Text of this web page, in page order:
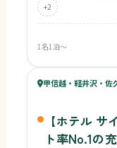
+2
1名1泊〜
69ベビー
63キッズ
甲信越・軽井沢・佐
【ホテル
ト率No.1の